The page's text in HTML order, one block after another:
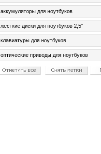
аккумуляторы для ноутбуков
жесткие диски для ноутбуков 2,5"
клавиатуры для ноутбуков
оптические приводы для ноутбуков